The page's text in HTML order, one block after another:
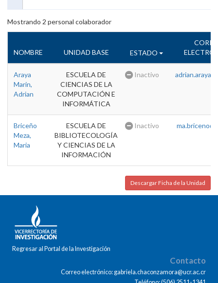
Mostrando 2 personal colaborador
NOMBRE UNIDAD BASE ESTADO
Araya
Marin,
Adrian
ESCUELA DE
CIENCIAS DE LA
COMPUTACIÓN E
INFORMÁTICA
Inactivo
Briceño
Meza,
Maria
ESCUELA DE
BIBLIOTECOLOGÍA
Y CIENCIAS DE LA
INFORMACIÓN
Inactivo
Descargar Ficha de la Unidad
Regresar al Portal de la Investigación
Contacto
Correo electrónico: gabriela.chaconzamora@ucr.ac.cr